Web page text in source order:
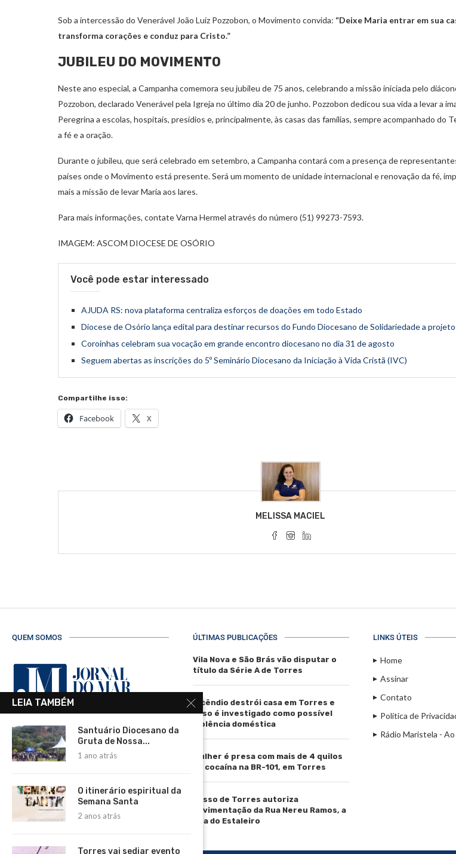
Sob a intercessão do Venerável João Luiz Pozzobon, o Movimento convida: “Deixe Maria entrar em sua
transforma corações e conduz para Cristo.”
JUBILEU DO MOVIMENTO
Neste ano especial, a Campanha comemora seu jubileu de 75 anos, celebrando a missão iniciada pelo
Pozzobon, declarado Venerável pela Igreja no último dia 20 de junho. Pozzobon dedicou sua vida a levar a
Peregrina a escolas, hospitais, presídios e, principalmente, às casas das famílias, sempre acompanhado do
a fé e a oração.
Durante o jubileu, que será celebrado em setembro, a Campanha contará com a presença de
países onde o Movimento está presente. Será um momento de unidade internacional e renovação da fé,
mais a missão de levar Maria aos lares.
Para mais informações, contate Varna Hermel através do número (51) 99273-7593.
IMAGEM: ASCOM DIOCESE DE OSÓRIO
Você pode estar interessado
AJUDA RS: nova plataforma centraliza esforços de doações em todo Estado
Diocese de Osório lança edital para destinar recursos do Fundo Diocesano de Solidariedade a
Coroinhas celebram sua vocação em grande encontro diocesano no dia 31 de agosto
Seguem abertas as inscrições do 5º Seminário Diocesano da Iniciação à Vida Cristã (IVC)
Compartilhe isso:
Facebook X
MELISSA MACIEL
QUEM SOMOS
R. Manoel de Matos Pereira, 40 -
Centro, Torres - RS, 95560-000
Telefone: (51) 3664-4188
comercial@jornaldomar.combr
Email:
imprensa@jornaldomar.combr
ÚLTIMAS PUBLICAÇÕES
Vila Nova e São Brás vão disputar o
título da Série A de Torres
Incêndio destrói casa em Torres e
caso é investigado como possível
violência doméstica
Mulher é presa com mais de 4 quilos
de cocaína na BR-101, em Torres
Passo de Torres autoriza
pavimentação da Rua Nereu Ramos, a
Rua do Estaleiro
LINKS ÚTEIS
Home
Assinar
Contato
Política de
Rádio Maristela -
LEIA TAMBÉM
Santuário Diocesano da
Gruta de Nossa...
1 ano atrás
O itinerário espiritual da
Semana Santa
2 anos atrás
Torres vai sediar evento